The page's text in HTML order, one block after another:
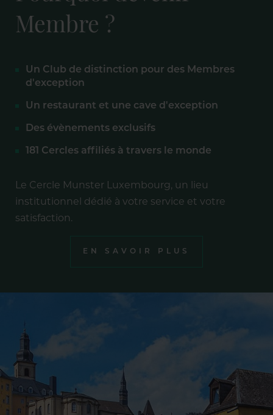
Membre ?
Un Club de distinction pour des Membres
d'exception
Un restaurant et une cave d'exception
Des évènements exclusifs
181 Cercles affiliés à travers le monde
Le Cercle Munster Luxembourg, un lieu
institutionnel dédié à votre service et votre
satisfaction.
EN SAVOIR PLUS